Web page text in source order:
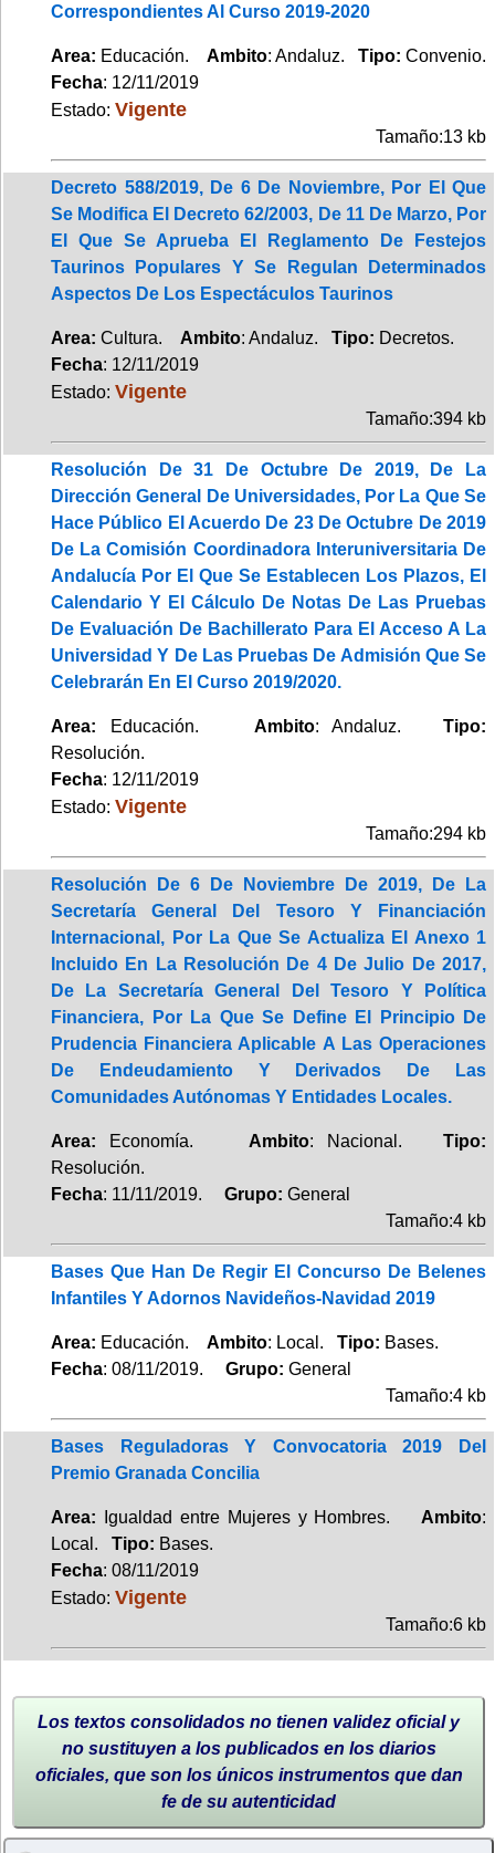
Correspondientes Al Curso 2019-2020
Area: Educación. Ambito: Andaluz. Tipo: Convenio.
Fecha: 12/11/2019
Estado: Vigente
Tamaño:13 kb
Decreto 588/2019, De 6 De Noviembre, Por El Que
Se Modifica El Decreto 62/2003, De 11 De Marzo, Por
El Que Se Aprueba El Reglamento De Festejos
Taurinos Populares Y Se Regulan Determinados
Aspectos De Los Espectáculos Taurinos
Area: Cultura. Ambito: Andaluz. Tipo: Decretos.
Fecha: 12/11/2019
Estado: Vigente
Tamaño:394 kb
Resolución De 31 De Octubre De 2019, De La
Dirección General De Universidades, Por La Que Se
Hace Público El Acuerdo De 23 De Octubre De 2019
De La Comisión Coordinadora Interuniversitaria De
Andalucía Por El Que Se Establecen Los Plazos, El
Calendario Y El Cálculo De Notas De Las Pruebas
De Evaluación De Bachillerato Para El Acceso A La
Universidad Y De Las Pruebas De Admisión Que Se
Celebrarán En El Curso 2019/2020.
Area: Educación. Ambito: Andaluz.Tipo:
Resolución.
Fecha: 12/11/2019
Estado: Vigente
Tamaño:294 kb
Resolución De 6 De Noviembre De 2019, De La
Secretaría General Del Tesoro Y Financiación
Internacional, Por La Que Se Actualiza El Anexo 1
Incluido En La Resolución De 4 De Julio De 2017,
De La Secretaría General Del Tesoro Y Política
Financiera, Por La Que Se Define El Principio De
Prudencia Financiera Aplicable A Las Operaciones
De Endeudamiento Y Derivados De Las
Comunidades Autónomas Y Entidades Locales.
Area: Economía. Ambito: Nacional.Tipo:
Resolución.
Fecha: 11/11/2019. Grupo: General
Tamaño:4 kb
Bases Que Han De Regir El Concurso De Belenes
Infantiles Y Adornos Navideños-Navidad 2019
Area: Educación. Ambito: Local. Tipo: Bases.
Fecha: 08/11/2019. Grupo: General
Tamaño:4 kb
Bases Reguladoras Y Convocatoria 2019 Del
Premio Granada Concilia
Area: Igualdad entre Mujeres y Hombres. Ambito:
Local. Tipo: Bases.
Fecha: 08/11/2019
Estado: Vigente
Tamaño:6 kb
Los textos consolidados no tienen validez oficial y
no sustituyen a los publicados en los diarios
oficiales, que son los únicos instrumentos que dan
fe de su autenticidad